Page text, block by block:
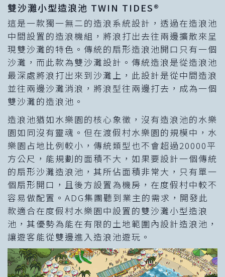
雙沙灘小型造浪池 TWIN TIDES®
這是一款獨一無二的造浪系統設計，透過在造浪池
中間設置的造浪機組，將浪打出去往兩邊擴散來呈
現雙沙灘的特色。傳統的扇形造浪池開口只有一個
沙灘，而此款為雙沙灘設計。傳統造浪是從造浪池
最深處將浪打出來到沙灘上，此設計是從中間造浪
並往兩邊沙灘消浪，將浪型往兩邊打去，成為一個
雙沙灘的造浪池。
造浪池猶如水樂園的核心象徵，沒有造浪池的水樂
園如同沒有靈魂。但在渡假村水樂園的規模中，水
樂園占地比例較小，傳統類型也不會超過20000平
方公尺，能規劃的面積不大，如果要設計一個傳統
的扇形沙灘造浪池，其所佔面積非常大，只有單一
個扇形開口，且後方設置為機房，在度假村中較不
容易做配置。ADG集團聽到業主的需求，開發此
款適合在度假村水樂園中設置的雙沙灘小型造浪
池，其優勢為能在有限的土地範圍內設計造浪池，
讓遊客能從雙邊進入造浪池遊玩。